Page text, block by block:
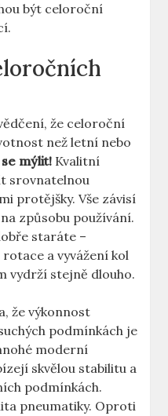
být celoroční
že celoroční
než letní nebo
mýlit! Kvalitní
srovnatelnou
protějšky. Vše závisí
způsobu používání.
staráte –
a vyvážení kol
vydrží stejně dlouho.
že výkonnost
podmínkách je
moderní
skvělou stabilitu a
podmínkách.
pneumatiky. Oproti